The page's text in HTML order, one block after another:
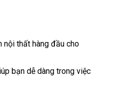
nội thất hàng đầu cho
bạn dễ dàng trong việc